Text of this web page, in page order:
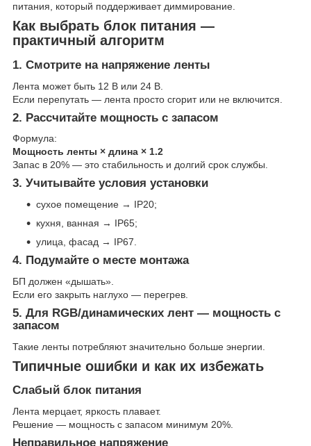
питания, который поддерживает диммирование.
Как выбрать блок питания —
практичный алгоритм
1. Смотрите на напряжение ленты
Лента может быть 12 В или 24 В.
Если перепутать — лента просто сгорит или не включится.
2. Рассчитайте мощность с запасом
Формула:
Мощность ленты × длина × 1.2
Запас в 20% — это стабильность и долгий срок службы.
3. Учитывайте условия установки
сухое помещение → IP20;
кухня, ванная → IP65;
улица, фасад → IP67.
4. Подумайте о месте монтажа
БП должен «дышать».
Если его закрыть наглухо — перегрев.
5. Для RGB/динамических лент — мощность с
запасом
Такие ленты потребляют значительно больше энергии.
Типичные ошибки и как их избежать
Слабый блок питания
Лента мерцает, яркость плавает.
Решение — мощность с запасом минимум 20%.
Неправильное напряжение